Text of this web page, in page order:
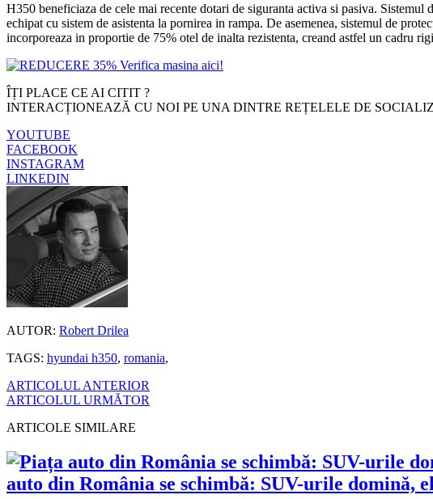
H350 beneficiaza de cele mai recente dotari de siguranta activa si pasiva.
echipat cu sistem de asistenta la pornirea in rampa. De asemenea, sistemul de
incorporeaza in proportie de 75% otel de inalta rezistenta, creand astfel un cadru
ÎȚI PLACE CE AI CITIT ?
INTERACȚIONEAZĂ CU NOI PE UNA DINTRE REȚELELE DE
YOUTUBE
FACEBOOK
INSTAGRAM
LINKEDIN
AUTOR: Robert Drilea
TAGS: hyundai h350, romania,
ARTICOLUL ANTERIOR
ARTICOLUL URMĂTOR
ARTICOLE SIMILARE
auto din România se schimbă: SUV-urile domină,